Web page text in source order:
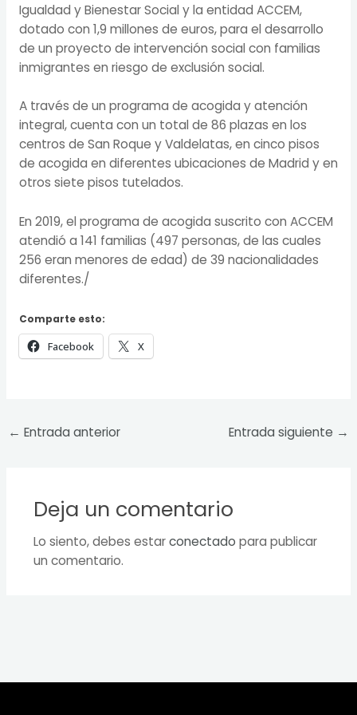
Igualdad y Bienestar Social y la entidad ACCEM,
dotado con 1,9 millones de euros, para el desarrollo
de un proyecto de intervención social con familias
inmigrantes en riesgo de exclusión social.
A través de un programa de acogida y atención
integral, cuenta con un total de 86 plazas en los
centros de San Roque y Valdelatas, en cinco pisos
de acogida en diferentes ubicaciones de Madrid y en
otros siete pisos tutelados.
En 2019, el programa de acogida suscrito con ACCEM
atendió a 141 familias (497 personas, de las cuales
256 eran menores de edad) de 39 nacionalidades
diferentes./
Comparte esto:
Facebook X
← Entrada anterior Entrada siguiente →
Deja un comentario
Lo siento, debes estarconectado para publicar
un comentario.